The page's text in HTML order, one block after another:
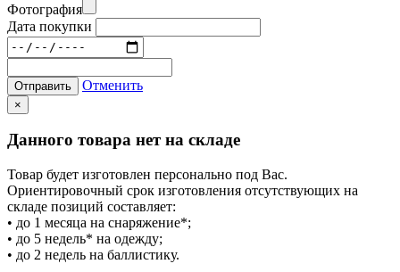
Фотография
Дата покупки
Отправить Отменить
×
Данного товара нет на складе
Товар будет изготовлен персонально под Вас.
Ориентировочный срок изготовления отсутствующих на
складе позиций составляет:
• до 1 месяца на снаряжение*;
• до 5 недель* на одежду;
• до 2 недель на баллистику.